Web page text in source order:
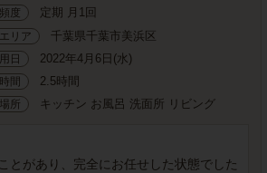
度
定期 月1回
リア 千葉県千葉市美浜区
日 2022年4月6日(水)
間 2.5時間
所 キッチン お風呂 洗面所 リビング
とがあり、完全にお任せした状態でした